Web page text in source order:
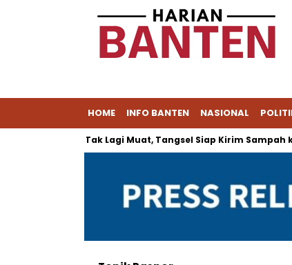
HOME INFO BANTEN NASIONAL
Cipeucang Tak Lagi Muat, Tangsel Siap Kirim Sampah ke